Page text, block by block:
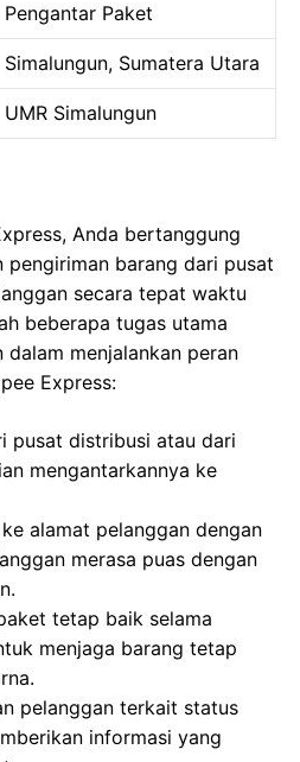
Pengantar Paket
Simalungun, Sumatera Utara
UMR Simalungun
Anda bertanggung
pengiriman barang dari pusat
secara tepat waktu
beberapa tugas utama
menjalankan peran
Express:
pusat distribusi atau dari
mengantarkannya ke
alamat pelanggan dengan
merasa puas dengan
tetap baik selama
menjaga barang tetap
pelanggan terkait status
informasi yang